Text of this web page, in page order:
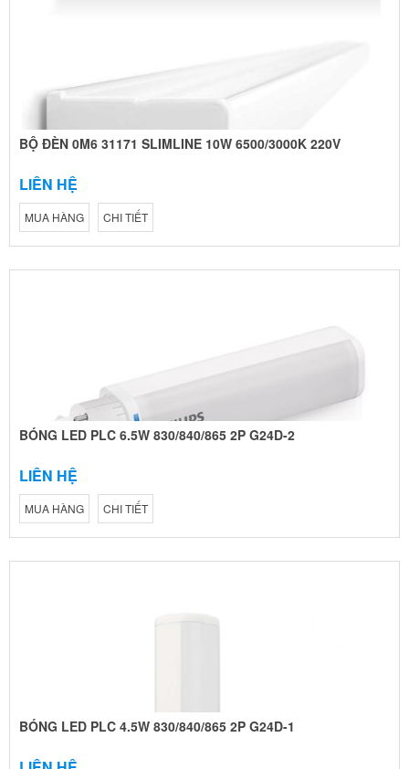
BỘ ĐÈN 0M6 31171 SLIMLINE 10W 6500/3000K 220V
LIÊN HỆ
MUA HÀNG CHI TIẾT
BÓNG LED PLC 6.5W 830/840/865 2P G24D-2
LIÊN HỆ
MUA HÀNG CHI TIẾT
BÓNG LED PLC 4.5W 830/840/865 2P G24D-1